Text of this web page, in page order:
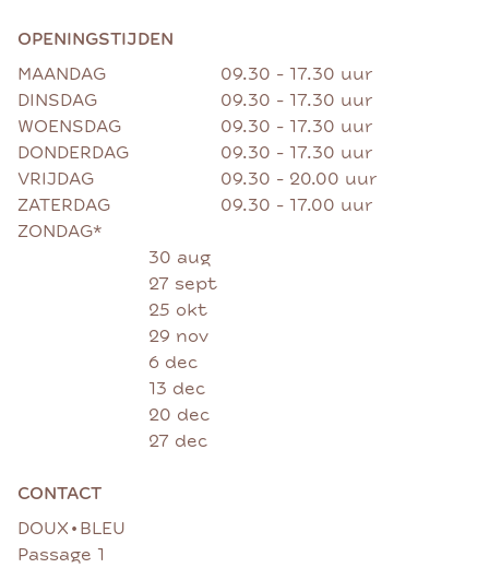
OPENINGSTIJDEN
MAANDAG
09.30 - 17.30 uur
DINSDAG
09.30 - 17.30 uur
WOENSDAG
09.30 - 17.30 uur
DONDERDAG
09.30 - 17.30 uur
VRIJDAG
09.30 - 20.00 uur
ZATERDAG
09.30 - 17.00 uur
ZONDAG*
30 aug
27 sept
25 okt
29 nov
6 dec
13 dec
20 dec
27 dec
CONTACT
DOUX • BLEU
Passage 1